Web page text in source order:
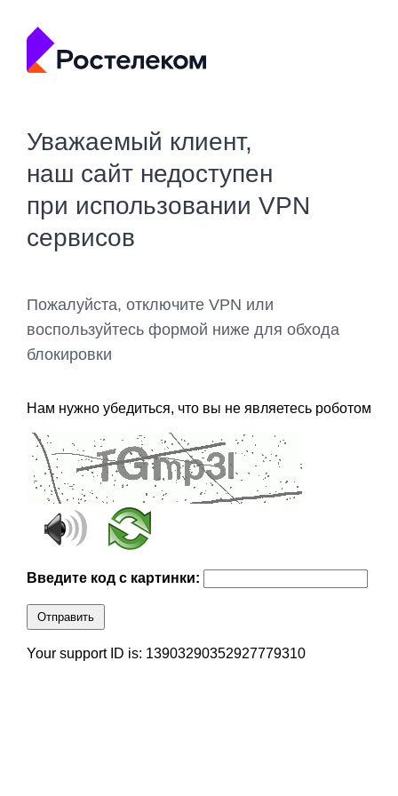
Уважаемый клиент,
наш сайт недоступен
при использовании VPN
сервисов
Пожалуйста, отключите VPN или
воспользуйтесь формой ниже для обхода
блокировки
Нам нужно убедиться, что вы не являетесь роботом
Введите код с картинки:
Отправить
Your support ID is: 13903290352927779310